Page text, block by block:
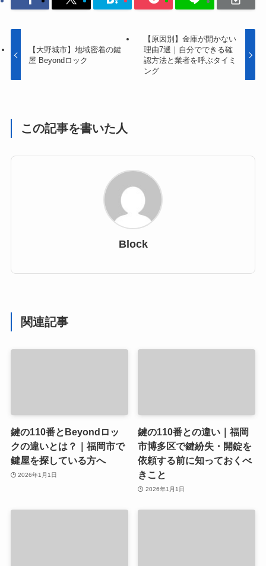
【大野城市】地域密着の鍵
屋 Beyondロック
【原因別】金庫が開かない
理由7選｜自分でできる確
認方法と業者を呼ぶタイミ
ング
この記事を書いた人
Block
関連記事
鍵の110番とBeyondロッ
クの違いとは？｜福岡市で
鍵屋を探している方へ
2026年1月1日
鍵の110番との違い｜福岡
市博多区で鍵紛失・開錠を
依頼する前に知っておくべ
きこと
2026年1月1日